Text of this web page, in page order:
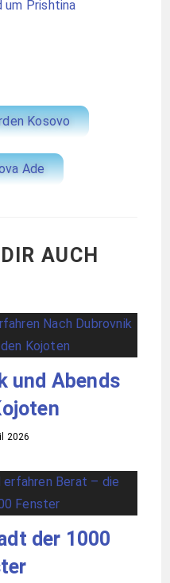
um Prishtina
Kosovo
Ade
AUCH
und Abends
2026
der 1000